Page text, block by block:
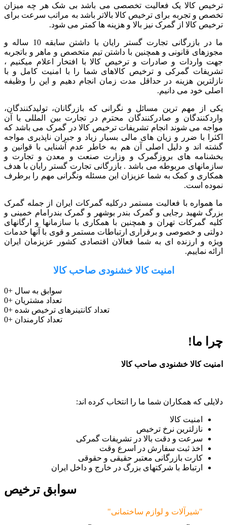
ترخیص کالا یک فعالیت تخصصی می باشد بی شک هر چه میزان
تخصص و تجربه برای ترخیص کالا بالاتر باشد به مراتب سرعت برای
ترخیص کالا از گمرک نیز بالا و هزینه ها کمتر می شود.
ما در بازرگانی تجارت گستر رایان با داشتن سابقه 10 ساله و
مجوزهای قانونی و همچنین با داشتن تیم متخصص و ماهر و باتجربه
جهت واردات و صادرات و ترخیص کالا با افتخار اعلام میکنیم ،
تشریفات گمرکی و ترخیص کالاهای شما را با امنیت کامل و با
نازلترین هزینه در حداقل مدت زمان انجام دهیم و این را وظیفه
اصلی خود می دانیم.
یکی از مهم ترین مسائل و نگرانی که بازرگانان، تولیدکنندگان،
واردکنندگان و صادرکنندگان محترم در تجارت بین المللی با آن
مواجه می شوند انجام تشریفات ترخیص کالا در گمرک می باشد که
اکثرا با ضرر و زیان های مالی بسیار زیاد و جبران ناپذیری مواجه
گشته اند و دلیل اصلی آن هم به خاطر عدم آشنایی با قوانین و
بخشنامه های بروزگمرک و وزارت صنعت و معدن و تجارت و
سازمانهای مربوطه می باشد . بازرگانی تجارت گستر رایان با هدف
همکاری و کمک به شما عزیزان این مسئله ونگرانی مهم را برطرف
نموده است.
ما همواره با فعالیت مستمر درکلیه گمرکات ایران از جمله گمرک
بزرگ شهید رجایی و گمرک بندر بوشهر و گمرک بندرامام خمینی و
کلیه گمرکات تهران و همچنین با همکاری با سازمانها و ارگانهای
دولتی و خصوصی و برقراری ارتباطات مستمر و قوی با آنها خدمات
ویژه و ارزنده ای به شما فعالان اقتصادی کشور عزیزمان ایران
ارائه نماییم.
امنیت کالا خشنودی صاحب کالا
0+ سوابق به سال
0+ تعداد مشتریان
0+ تعداد کانتینرهای ترخیص شده
0+ تعداد کارمندان
چرا ما!
امنیت کالا خشنودی صاحب کالا
دلایلی که همکاران شما ما را انتخاب کرده اند:
امنیت کالا
نازلترین نرخ ترخیص
سرعت و دقت بالا در تشریفات گمرکی
اخذ ثبت سفارش در اسرع وقت
کارت بازرگانی معتبر حقیقی و حقوقی
ارتباط با شرکتهای بزرگ در خارج و داخل ایران
سوابق ترخیص
"شیرآلات و لوازم ساختمانی"